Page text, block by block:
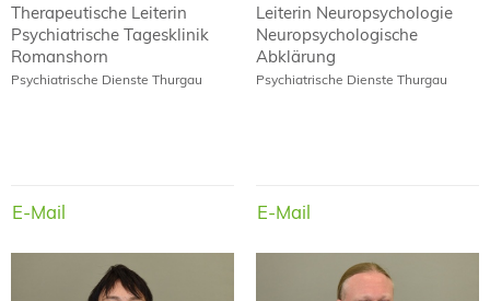
Therapeutische Leiterin
Psychiatrische Tagesklinik
Romanshorn
Psychiatrische Dienste Thurgau
E-Mail
Leiterin Neuropsychologie
Neuropsychologische
Abklärung
Psychiatrische Dienste Thurgau
E-Mail
Judith Frass Sebastian Harttung